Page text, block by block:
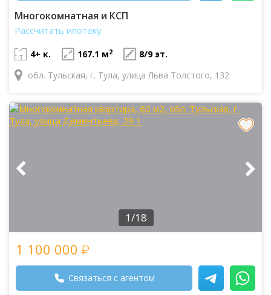
Многокомнатная и КСП
Рассчитать ипотеку
4+ к. 167.1 м2
8/9 эт.
обл. Тульская, г. Тула, улица Льва Толстого, 132
1/18
1 100 000
Связаться с агентом